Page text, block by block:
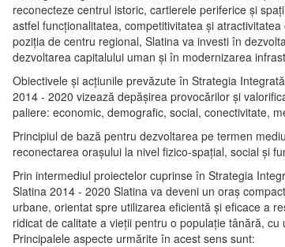
reconecteze centrul istoric, cartierele periferice şi
astfel funcţionalitatea, competitivitatea şi
poziţia de centru regional, Slatina va investi în
dezvoltarea capitalului uman şi în modernizarea
Obiectivele şi acţiunile prevăzute în Strategia
2014 - 2020 vizează depășirea provocărilor şi
paliere: economic, demografic, social, conectivitate,
Principiul de bază pentru dezvoltarea pe termen
reconectarea oraşului la nivel fizico-spaţial, social şi
Prin intermediul proiectelor cuprinse în Strategia
Slatina 2014 - 2020 Slatina va deveni un oraş
urbane, orientat spre utilizarea eficientă şi eficace a
ridicat de calitate a vieţii pentru o populaţie tânără,
Principalele aspecte urmărite în acest sens sunt: